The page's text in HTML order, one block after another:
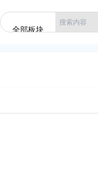
全部板块